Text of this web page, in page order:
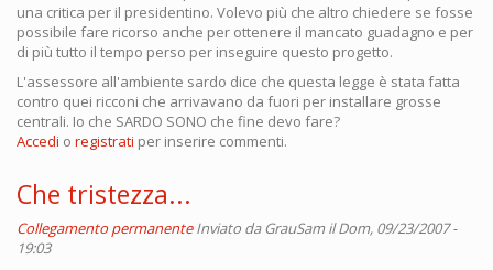
una critica per il presidentino. Volevo più che altro chiedere se fosse
possibile fare ricorso anche per ottenere il mancato guadagno e per
di più tutto il tempo perso per inseguire questo progetto.
L'assessore all'ambiente sardo dice che questa legge è stata fatta
contro quei ricconi che arrivavano da fuori per installare grosse
centrali. Io che SARDO SONO che fine devo fare?
Accedi o registrati per inserire commenti.
Che tristezza...
Collegamento permanente Inviato daGrauSamil Dom, 09/23/2007 -
19:03